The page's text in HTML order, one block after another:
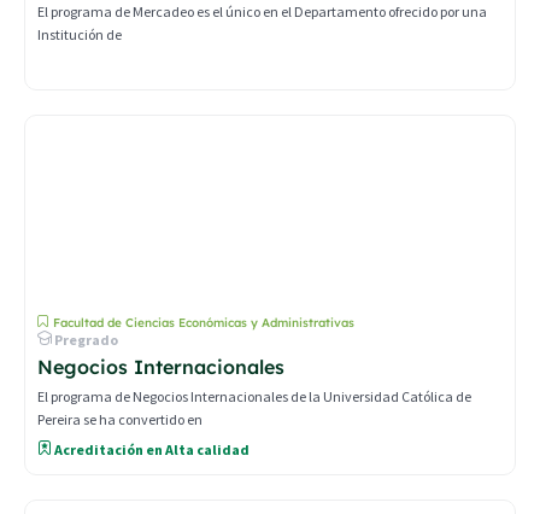
El programa de Mercadeo es el único en el Departamento ofrecido por una
Institución de
Facultad de Ciencias Económicas y Administrativas
Pregrado
Negocios Internacionales
El programa de Negocios Internacionales de la Universidad Católica de
Pereira se ha convertido en
Acreditación en Alta calidad